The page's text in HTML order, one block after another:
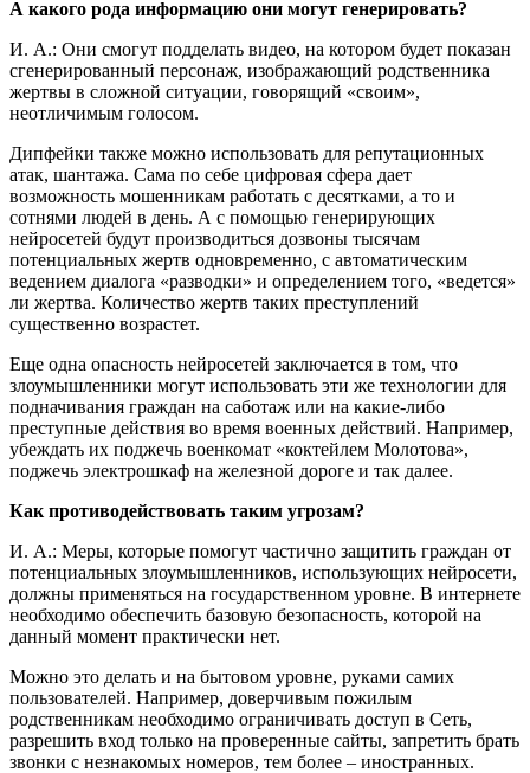
А какого рода информацию они могут генерировать?
И. А.: Они смогут подделать видео, на котором будет показан
сгенерированный персонаж, изображающий родственника
жертвы в сложной ситуации, говорящий «своим»,
неотличимым голосом.
Дипфейки также можно использовать для репутационных
атак, шантажа. Сама по себе цифровая сфера дает
возможность мошенникам работать с десятками, а то и
сотнями людей в день. А с помощью генерирующих
нейросетей будут производиться дозвоны тысячам
потенциальных жертв одновременно, с автоматическим
ведением диалога «разводки» и определением того, «ведется»
ли жертва. Количество жертв таких преступлений
существенно возрастет.
Еще одна опасность нейросетей заключается в том, что
злоумышленники могут использовать эти же технологии для
подначивания граждан на саботаж или на какие-либо
преступные действия во время военных действий. Например,
убеждать их поджечь военкомат «коктейлем Молотова»,
поджечь электрошкаф на железной дороге и так далее.
Как противодействовать таким угрозам?
И. А.: Меры, которые помогут частично защитить граждан от
потенциальных злоумышленников, использующих нейросети,
должны применяться на государственном уровне. В интернете
необходимо обеспечить базовую безопасность, которой на
данный момент практически нет.
Можно это делать и на бытовом уровне, руками самих
пользователей. Например, доверчивым пожилым
родственникам необходимо ограничивать доступ в Сеть,
разрешить вход только на проверенные сайты, запретить брать
звонки с незнакомых номеров, тем более – иностранных.